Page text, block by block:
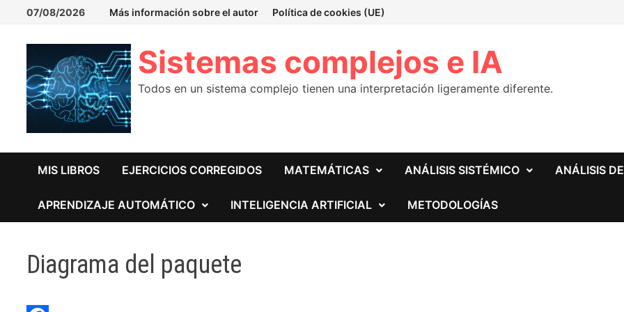
07/08/2026 Más información sobre el autor Política de cookies (UE)
Sistemas complejos e IA
Todos en un sistema complejo tienen una interpretación ligeramente diferente.
MIS LIBROS EJERCICIOS CORREGIDOS MATEMÁTICAS ANÁLISIS SISTÉMICO ANÁLISIS
APRENDIZAJE AUTOMÁTICO INTELIGENCIA ARTIFICIAL METODOLOGÍAS
Diagrama del paquete